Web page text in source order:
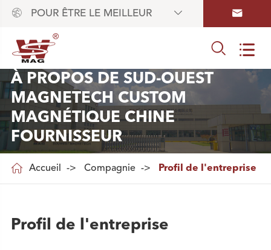
 POUR ÊTRE LE MEILLEUR  
 
À PROPOS DE SUD-OUEST
MAGNETECH CUSTOM
MAGNÉTIQUE CHINE
FOURNISSEUR
 Accueil Compagnie Profil de l'entreprise
Profil de l'entreprise